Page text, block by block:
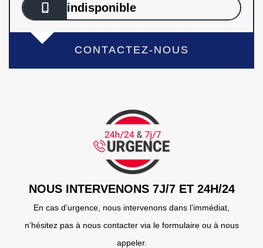
indisponible
CONTACTEZ-NOUS
NOUS INTERVENONS 7J/7 ET 24H/24
En cas d’urgence, nous intervenons dans l’immédiat,
n’hésitez pas à nous contacter via le formulaire ou à nous
appeler.